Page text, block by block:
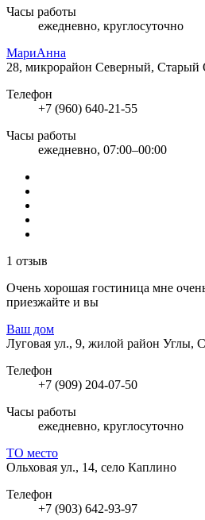
Часы работы
ежедневно, круглосуточно
МариАнна
28, микрорайон Северный, Старый
Телефон
+7 (960) 640-21-55
Часы работы
ежедневно, 07:00–00:00
1 отзыв
Очень хорошая гостиница мне
приезжайте и вы
Ваш дом
Луговая ул., 9, жилой район Углы,
Телефон
+7 (909) 204-07-50
Часы работы
ежедневно, круглосуточно
ТО место
Ольховая ул., 14, село Каплино
Телефон
+7 (903) 642-93-97